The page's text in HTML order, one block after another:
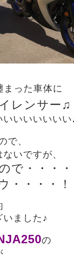
まった車体に
レンサー♫
いいいいいいい
で、
いですが、
で・・・・
・・・・！
いました♪
の